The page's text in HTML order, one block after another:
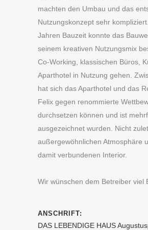
machten den Umbau und das
Nutzungskonzept sehr
Jahren Bauzeit konnte das
seinem kreativen Nutzungsmix
Co-Working, klassischen Büros,
Aparthotel in Nutzung gehen.
hat sich das Aparthotel und das
Felix gegen renommierte
durchsetzen können und ist
ausgezeichnet wurden. Nicht
außergewöhnlichen Atmosphäre
damit verbundenen Interior.
Wir wünschen dem Betreiber viel
ANSCHRIFT:
DAS LEBENDIGE HAUS